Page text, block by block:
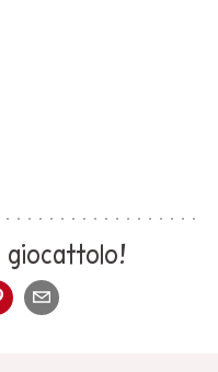
giocattolo!